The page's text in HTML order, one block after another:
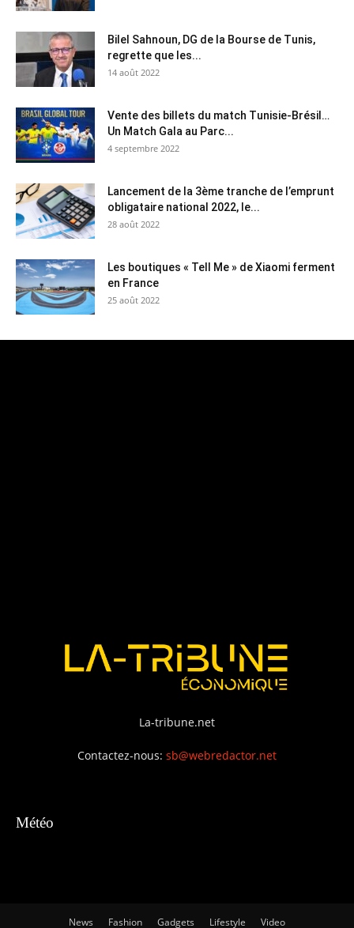
Bilel Sahnoun, DG de la Bourse de Tunis,
regrette que les...
14 août 2022
Vente des billets du match Tunisie-Brésil…
Un Match Gala au Parc...
4 septembre 2022
Lancement de la 3ème tranche de l’emprunt
obligataire national 2022, le...
28 août 2022
Les boutiques « Tell Me » de Xiaomi ferment
en France
25 août 2022
La-tribune.net
Contactez-nous: sb@webredactor.net
Météo
News Fashion Gadgets Lifestyle Video